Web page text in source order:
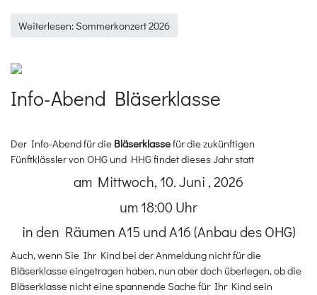
Weiterlesen: Sommerkonzert 2026
Info-Abend Bläserklasse
Der Info-Abend für die Bläserklassefür die zukünftigen
Fünftklässler von OHG und HHG findet dieses Jahr statt
am Mittwoch, 10. Juni , 2026
um 18:00 Uhr
in den Räumen A15 und A16 (Anbau des OHG)
Auch, wenn Sie Ihr Kind bei der Anmeldung nicht für die
Bläserklasse eingetragen haben, nun aber doch überlegen, ob die
Bläserklasse nicht eine spannende Sache für Ihr Kind sein